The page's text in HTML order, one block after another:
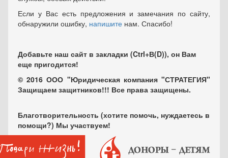
Если у Вас есть предложения и замечания по сайту,
обнаружили ошибку, напишите нам. Спасибо!
Добавьте наш сайт в закладки (Ctrl+В(D)), он Вам
еще пригодится!
© 2016 ООО "Юридическая компания "СТРАТЕГИЯ"
Защищаем защитников!!! Все права защищены.
Благотворительность (хотите помочь, нуждаетесь в
помощи?) Мы участвуем!